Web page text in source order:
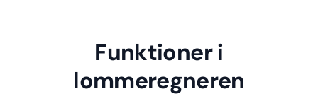
Funktioner i
lommeregneren